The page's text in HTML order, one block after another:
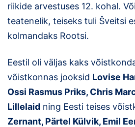
Püsirajad
Ajalugu
Koolitused
riikide arvestuses 12. kohal.
teatenelik, teiseks tuli Šveitsi
kolmandaks Rootsi.
Eestil oli väljas kaks
võistkonnas jooksid Lovise
Ossi Rasmus Priks, Chris
Lillelaid ning Eesti teises
Zernant, Pärtel Külvik, Emil